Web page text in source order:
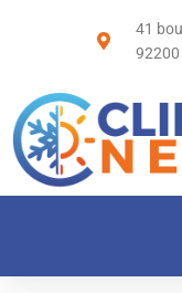
41
92200